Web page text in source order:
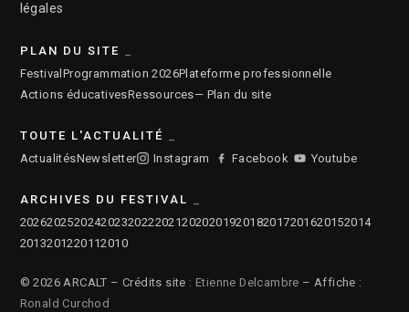
légales
PLAN DU SITE
Festival Programmation 2026Plateforme professionnelle
Actions éducativesRessources— Plan du site
TOUTE L'ACTUALITÉ
ActualitésNewsletter Instagram Facebook Youtube
ARCHIVES DU FESTIVAL
2026202520242023202220212020201920182017201620152014
2013201220112010
© 2026 ARCALT – Crédits site : Etienne Delcambre – Affiche :
Ronald Curchod